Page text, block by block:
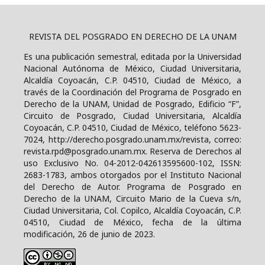
REVISTA DEL POSGRADO EN DERECHO DE LA UNAM
Es una publicación semestral, editada por la Universidad
Nacional Autónoma de México, Ciudad Universitaria,
Alcaldía Coyoacán, C.P. 04510, Ciudad de México, a
través de la Coordinación del Programa de Posgrado en
Derecho de la UNAM, Unidad de Posgrado, Edificio “F”,
Circuito de Posgrado, Ciudad Universitaria, Alcaldía
Coyoacán, C.P. 04510, Ciudad de México, teléfono 5623-
7024, http://derecho.posgrado.unam.mx/revista, correo:
revista.rpd@posgrado.unam.mx. Reserva de Derechos al
uso Exclusivo No. 04-2012-042613595600-102, ISSN:
2683-1783, ambos otorgados por el Instituto Nacional
del Derecho de Autor. Programa de Posgrado en
Derecho de la UNAM, Circuito Mario de la Cueva s/n,
Ciudad Universitaria, Col. Copilco, Alcaldía Coyoacán, C.P.
04510, Ciudad de México, fecha de la última
modificación, 26 de junio de 2023.